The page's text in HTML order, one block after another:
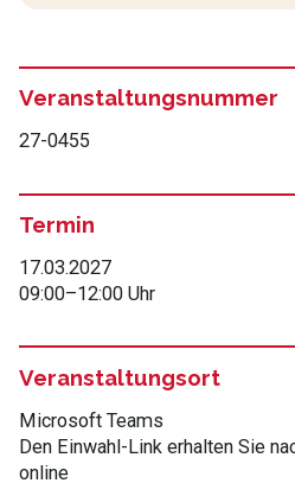
Veranstaltungsnummer
27-0455
Termin
17.03.2027
09:00–12:00 Uhr
Veranstaltungsort
Microsoft Teams
Den Einwahl-Link erhalten Sie
online